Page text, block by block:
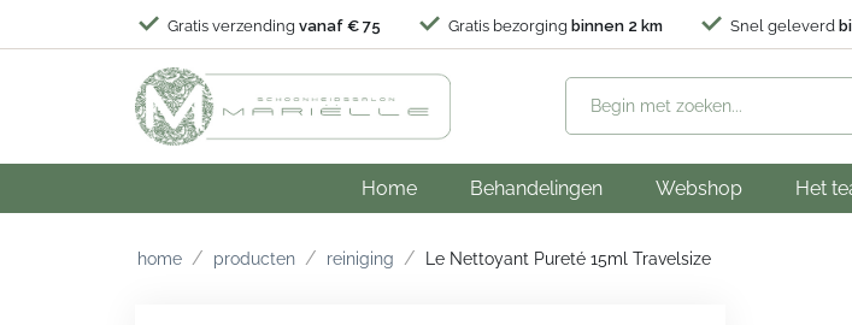
Gratis verzending vanaf € 75 Gratis bezorging binnen 2 km Snel geleverd
Home Behandelingen Webshop Het
home / producten / reiniging / Le Nettoyant Pureté 15ml Travelsize